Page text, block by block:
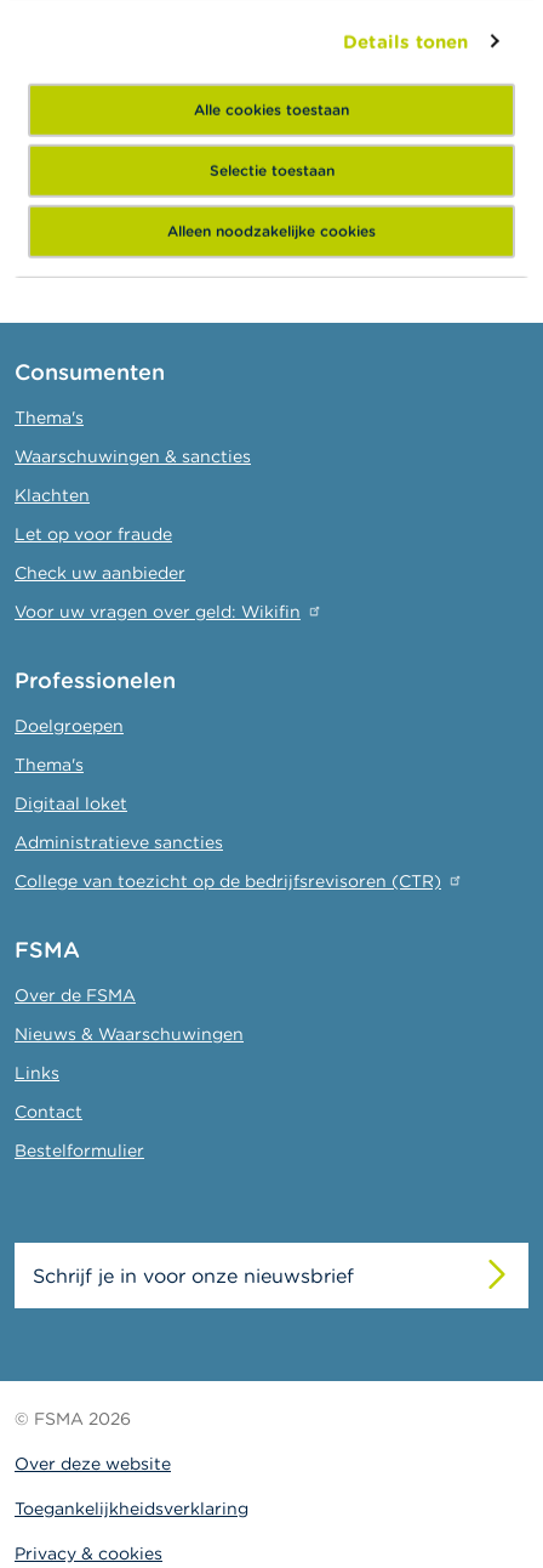
Details tonen
Alle cookies toestaan
Selectie toestaan
Alleen noodzakelijke cookies
in het eerste kwartaal van 2026
Halfjaarlijks dashboard over fraude
Meer nieuws
Consumenten
Thema's
Waarschuwingen & sancties
Klachten
Let op voor fraude
Check uw aanbieder
Voor uw vragen over geld: Wikifin
Professionelen
Doelgroepen
Thema's
Digitaal loket
Administratieve sancties
College van toezicht op de bedrijfsrevisoren (CTR)
FSMA
Over de FSMA
Nieuws & Waarschuwingen
Links
Contact
Bestelformulier
Schrijf je in voor onze nieuwsbrief
© FSMA 2026
Over deze website
Toegankelijkheidsverklaring
Privacy & cookies